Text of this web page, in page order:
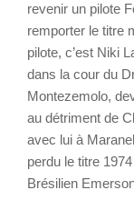
revenir un pilote
remporter le titre
pilote, c’est Niki
dans la cour du
Montezemolo,
au détriment de
avec lui à
perdu le titre
Brésilien